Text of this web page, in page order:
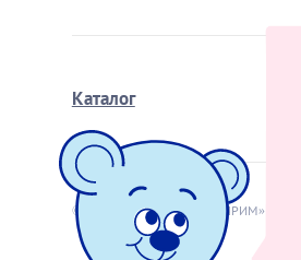
Каталог
© 2009−2026 АО «ИНФАПРИМ»